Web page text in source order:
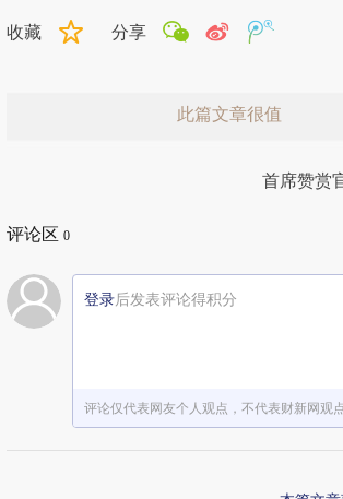
收藏 分享
此篇文章很值
首席赞赏
评论区 0
登录后发表评论得积分
评论仅代表网友个人观点，不代表财新网观